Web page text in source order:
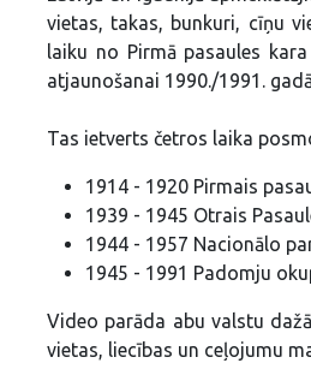
vietas, takas, bunkuri, cīņu
laiku no Pirmā pasaules
atjaunošanai 1990./1991.
Tas ietverts četros laika
1914 - 1920 Pirmais
1939 - 1945 Otrais
1944 - 1957 Nacionālo
1945 - 1991 Padomju
Video parāda abu valstu
vietas, liecības un ceļojumu